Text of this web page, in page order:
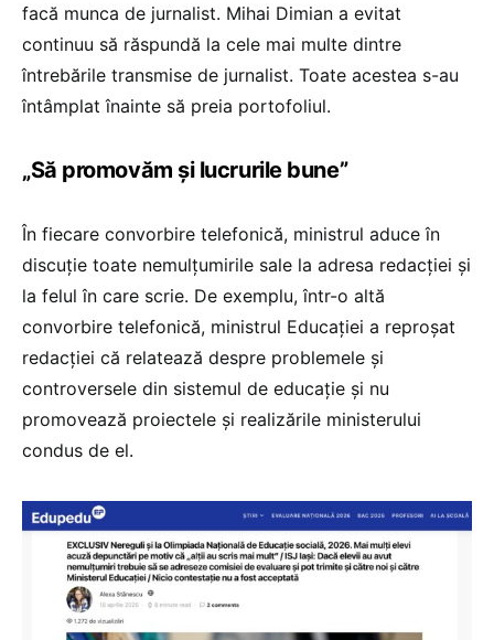
facă munca de jurnalist. Mihai Dimian a evitat
continuu să răspundă la cele mai multe dintre
întrebările transmise de jurnalist. Toate acestea s-au
întâmplat înainte să preia portofoliul.
„Să promovăm și lucrurile bune”
În fiecare convorbire telefonică, ministrul aduce în
discuție toate nemulțumirile sale la adresa redacției și
la felul în care scrie. De exemplu, într-o altă
convorbire telefonică, ministrul Educației a reproșat
redacției că relatează despre problemele și
controversele din sistemul de educație și nu
promovează proiectele și realizările ministerului
condus de el.